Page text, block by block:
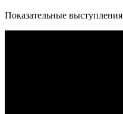
Показательные выступления